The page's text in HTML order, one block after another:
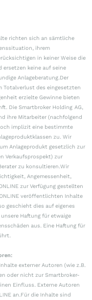
richten sich an sämtliche
ihrem
in keiner Weise die
ersetzen keine auf seine
Anlageberatung.Der
Totalverlust des eingesetzten
erzielte Gewinne bieten
Die Smartbroker Holding AG,
ihre Mitarbeiter (nachfolgend
implizit eine bestimmte
zu. Wir
Anlageprodukt gesetzlich zur
Verkaufsprospekt) zur
zu konsultieren.Wir
Angemessenheit,
zur Verfügung gestellten
veröffentlichten Inhalte
geschieht dies auf eigenes
Haftung für etwaige
aus. Eine Haftung für
externer Autoren (wie z.B.
oder nicht zur Smartbroker-
Einfluss. Externe Autoren
an.Für die Inhalte sind